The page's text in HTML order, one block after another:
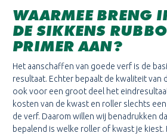
WAARMEE BRENG
DE SIKKENS
PRIMER AAN?
Het aanschaffen van goede verf is de
resultaat. Echter bepaalt de kwaliteit van
ook voor een groot deel het
kosten van de kwast en roller slechts
de verf. Daarom willen wij benadrukken
bepalend is welke roller of kwast je kiest.